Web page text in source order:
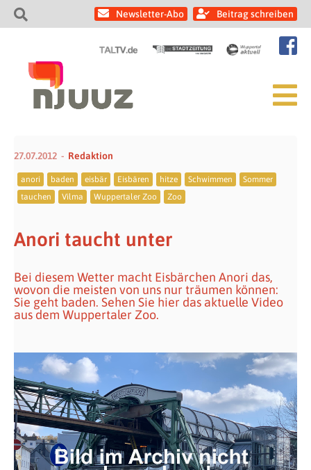
Newsletter-Abo Beitrag schreiben
27.07.2012 Redaktion
anori baden eisbär Eisbären hitze Schwimmen
Sommer
tauchen
Vilma Wuppertaler Zoo Zoo
Anori taucht unter
Bei diesem Wetter macht Eisbärchen Anori das,
wovon die meisten von uns nur träumen können:
Sie geht baden. Sehen Sie hier das aktuelle Video
aus dem Wuppertaler Zoo.